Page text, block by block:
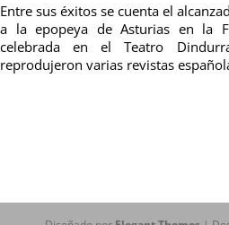
Entre sus éxitos se cuenta el
a la epopeya de Asturias en la
celebrada en el Teatro
reprodujeron varias revistas